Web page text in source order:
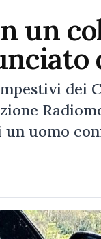
un
dei
uomo